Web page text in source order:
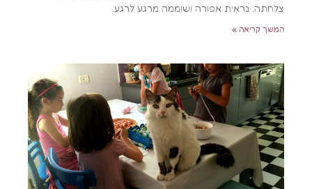
צלחתה. נראית אפורה ושוממה מרגע לרגע.
המשך קריאה »